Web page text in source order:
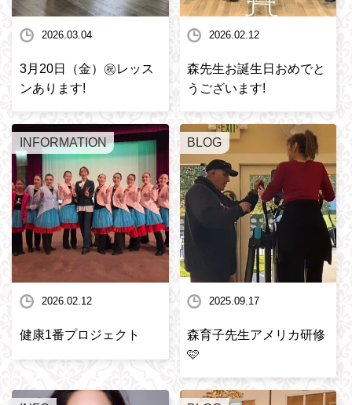
2026.03.04
3月20日（金）㊗️レッス
ンあります!
2026.02.12
森先生お誕生日おめでと
うございます!
INFORMATION
2026.02.12
健康1番プロジェクト
BLOG
2025.09.17
森育子先生アメリカ研修
🩷